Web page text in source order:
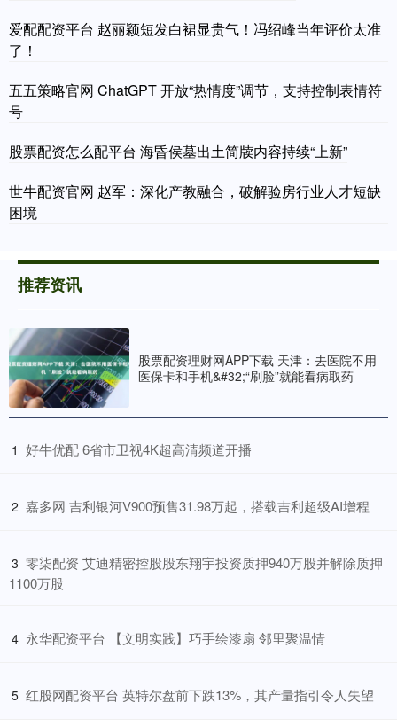
爱配配资平台 赵丽颖短发白裙显贵气！冯绍峰当年评价太准
了！
五五策略官网 ChatGPT 开放“热情度”调节，支持控制表情符
号
股票配资怎么配平台 海昏侯墓出土简牍内容持续“上新”
世牛配资官网 赵军：深化产教融合，破解验房行业人才短缺
困境
推荐资讯
股票配资理财网APP下载 天津：去医院不用
医保卡和手机&#32;“刷脸”就能看病取药
1 ​好牛优配 6省市卫视4K超高清频道开播
2 ​嘉多网 吉利银河V900预售31.98万起，搭载吉利超级AI增程
3 ​零柒配资 艾迪精密控股股东翔宇投资质押940万股并解除质押
1100万股
4 ​永华配资平台 【文明实践】巧手绘漆扇 邻里聚温情
5 ​红股网配资平台 英特尔盘前下跌13%，其产量指引令人失望